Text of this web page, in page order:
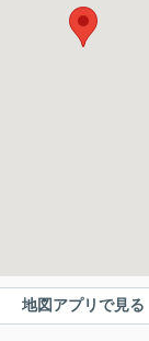
地図アプリで見る